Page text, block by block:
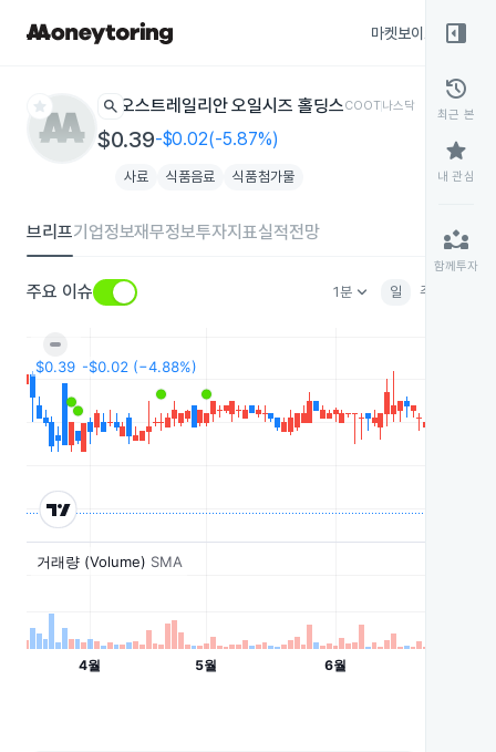
마켓보이스
star search 오스트레일리안 오일시즈 홀딩스COOT나스닥
$0.39-$0.02(-5.87%)
사료 식품음료 식품첨가물
브리프기업정보재무정보투자지표실적전망
주요 이슈 1분keyboard_arrow_down 일 주
right_panel_open
history
최근 본
star
내 관심
partner_exchange
함께투자